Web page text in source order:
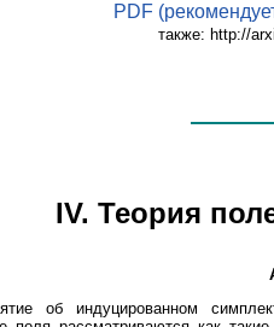
PDF
также: http://
IV. Теория
об индуцированном